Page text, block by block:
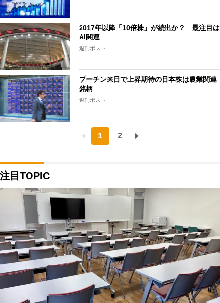
2017年以降「10倍株」が続出か？ 最注目は
AI関連
週刊ポスト
プーチン来日で上昇期待の日本株は農業関連
銘柄
週刊ポスト
1 2
注目TOPIC